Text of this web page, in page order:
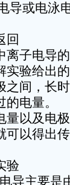
导或电泳
回
离子电导
实验给出
之间，长
电量。
量以及电
可以得出
验
导主要是